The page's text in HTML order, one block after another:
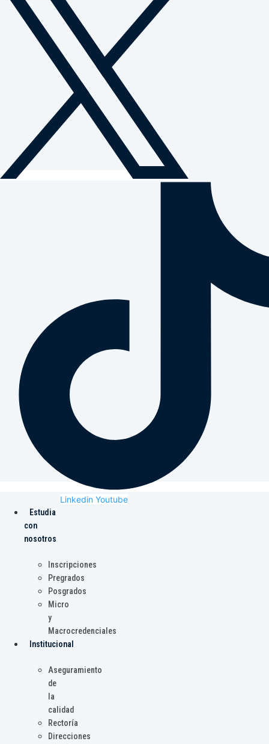
Linkedin Youtube
Estudia
con
nosotros
Inscripciones
Pregrados
Posgrados
Micro
y
Macrocredenciales
Institucional
Aseguramiento
de
la
calidad
Rectoría
Direcciones